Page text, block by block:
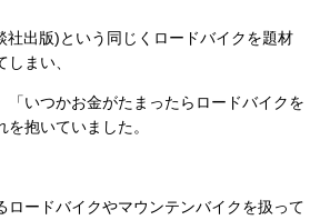
出版)という同じくロードバイクを題材
まい、
「いつかお金がたまったらロードバイクを
抱いていました。
ロードバイクやマウンテンバイクを扱って